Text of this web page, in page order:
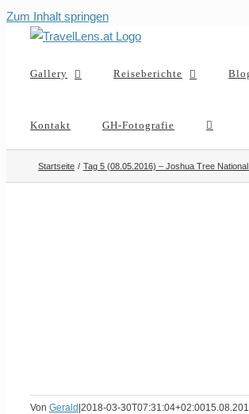
Zum Inhalt springen
Gallery Reiseberichte
Kontakt GH-Fotografie
Startseite Tag 5 (08.05.2016) – Joshua Tree
Von Gerald 2018-03-30T07:31:04+02:00